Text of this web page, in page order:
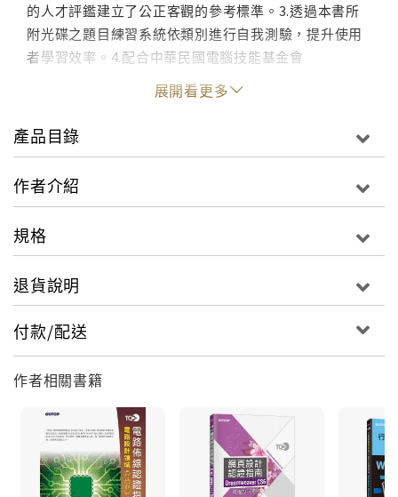
的人才評鑑建立了公正客觀的參考標準。3.透過本書所
附光碟之題目練習系統依類別進行自我測驗，提升使用
者學習效率。4.配合中華民國電腦技能基金會
(http://www.csf.org.tw)測驗流程，一舉取得專業證
照，讓您求學、求職更具競爭力。◎本書範例題目內容
為認證題型與命題方向之示範，正式測驗試題不以範例
題目為限。
展開看更多
產品目錄
作者介紹
規格
退貨說明
付款/配送
作者相關書籍